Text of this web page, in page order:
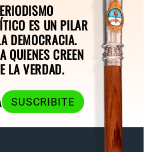
ES UN PILAR
DEMOCRACIA.
QUIENES CREEN
LA VERDAD.
SUSCRIBITE